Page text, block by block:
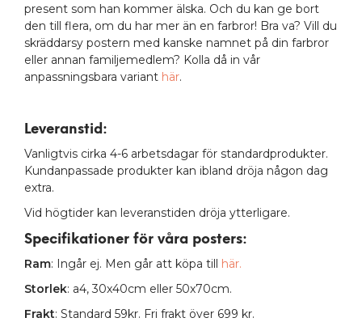
present som han kommer älska. Och du kan ge bort
den till flera, om du har mer än en farbror! Bra va? Vill du
skräddarsy postern med kanske namnet på din farbror
eller annan familjemedlem? Kolla då in vår
anpassningsbara variant här.
Leveranstid:
Vanligtvis cirka 4-6 arbetsdagar för standardprodukter.
Kundanpassade produkter kan ibland dröja någon dag
extra.
Vid högtider kan leveranstiden dröja ytterligare.
Specifikationer för våra posters:
Ram: Ingår ej. Men går att köpa till här.
Storlek: a4, 30x40cm eller 50x70cm.
Frakt: Standard 59kr. Fri frakt över 699 kr.